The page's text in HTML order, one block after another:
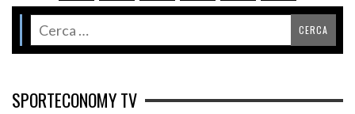
SPORTECONOMY TV